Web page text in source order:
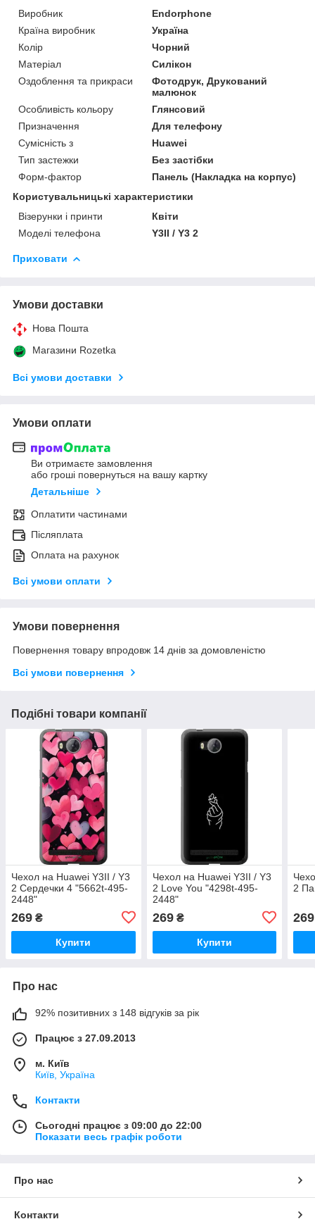
Виробник
Endorphone
Країна виробник
Україна
Колір
Чорний
Матеріал
Силікон
Оздоблення та прикраси
Фотодрук, Друкований
малюнок
Особливість кольору
Глянсовий
Призначення
Для телефону
Сумісність з
Huawei
Тип застежки
Без застібки
Форм-фактор
Панель (Накладка на корпус)
Користувальницькі характеристики
Візерунки і принти
Квіти
Моделі телефона
Y3II / Y3 2
Приховати
Умови доставки
Нова Пошта
Магазини Rozetka
Всі умови доставки
Умови оплати
Ви отримаєте замовлення
або гроші повернуться на вашу картку
Детальніше
Оплатити частинами
Післяплата
Оплата на рахунок
Всі умови оплати
Умови повернення
Повернення товару впродовж 14 днів за домовленістю
Всі умови повернення
Подібні товари компанії
Чехол на Huawei Y3II / Y3
2 Сердечки 4 "5662t-495-
2448"
269 ₴
Купити
Чехол на Huawei Y3II / Y3
2 Love You "4298t-495-
2448"
269₴
Купити
2
269
Про нас
92% позитивних з 148 відгуків за рік
Працює з 27.09.2013
м. Київ
Київ, Україна
Контакти
Сьогодні працює з 09:00 до 22:00
Показати весь графік роботи
Про нас
Контакти